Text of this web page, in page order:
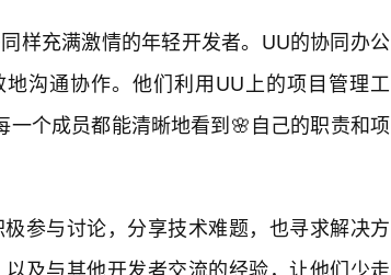
样充满激情的年轻开发者。UU的协同办公
沟通协作。他们利用UU上的项目管理工
个成员都能清晰地看到🌸自己的职责和项
参与讨论，分享技术难题，也寻求解决方
及与其他开发者交流的经验，让他们少走